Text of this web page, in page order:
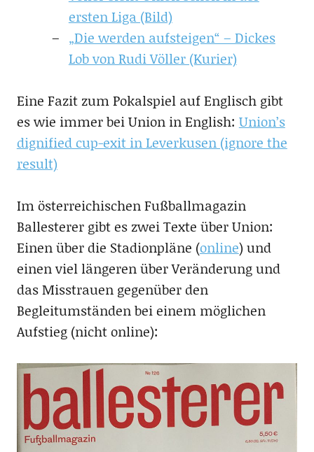
ersten Liga (Bild)
„Die werden aufsteigen“ – Dickes
Lob von Rudi Völler (Kurier)
Eine Fazit zum Pokalspiel auf Englisch gibt
es wie immer bei Union in English: Union’s
dignified cup-exit in Leverkusen (ignore the
result)
Im österreichischen Fußballmagazin
Ballesterer gibt es zwei Texte über Union:
Einen über die Stadionpläne (online) und
einen viel längeren über Veränderung und
das Misstrauen gegenüber den
Begleitumständen bei einem möglichen
Aufstieg (nicht online):